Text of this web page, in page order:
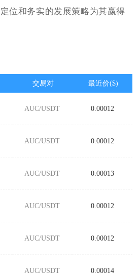
位和务实的发展策略为其赢得
交易对 最近价($)
AUC/USDT 0.00012
AUC/USDT 0.00012
AUC/USDT 0.00013
AUC/USDT 0.00012
AUC/USDT 0.00012
AUC/USDT 0.00014